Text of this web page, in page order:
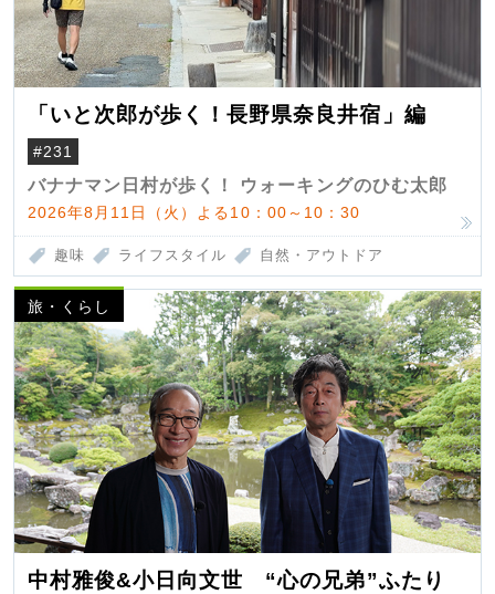
「いと次郎が歩く！長野県奈良井宿」編
#231
バナナマン日村が歩く！ ウォーキングのひむ太郎
2026年8月11日（火）よる10：00～10：30
趣味 ライフスタイル 自然・アウトドア
旅・くらし
中村雅俊&小日向文世 “心の兄弟”ふたり